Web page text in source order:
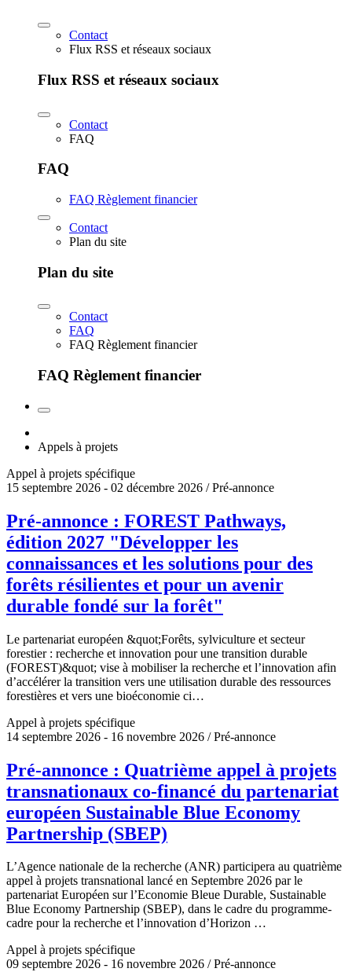
Contact
Flux RSS et réseaux sociaux
Flux RSS et réseaux sociaux
Contact
FAQ
FAQ
FAQ Règlement financier
Contact
Plan du site
Plan du site
Contact
FAQ
FAQ Règlement financier
FAQ Règlement financier
Appels à projets
Appel à projets spécifique
15 septembre 2026 - 02 décembre 2026 / Pré-annonce
Pré-annonce : FOREST Pathways,
édition 2027 "Développer les
connaissances et les solutions pour des
forêts résilientes et pour un avenir
durable fondé sur la forêt"
Le partenariat européen &quot;Forêts, sylviculture et secteur
forestier : recherche et innovation pour une transition durable
(FOREST)&quot; vise à mobiliser la recherche et l’innovation afin
d’accélérer la transition vers une utilisation durable des ressources
forestières et vers une bioéconomie ci…
Appel à projets spécifique
14 septembre 2026 - 16 novembre 2026 / Pré-annonce
Pré-annonce : Quatrième appel à projets
transnationaux co-financé du partenariat
européen Sustainable Blue Economy
Partnership (SBEP)
L’Agence nationale de la recherche (ANR) participera au quatrième
appel à projets transnational lancé en Septembre 2026 par le
partenariat Européen sur l’Economie Bleue Durable, Sustainable
Blue Economy Partnership (SBEP), dans le cadre du programme-
cadre pour la recherche et l’innovation d’Horizon …
Appel à projets spécifique
09 septembre 2026 - 16 novembre 2026 / Pré-annonce